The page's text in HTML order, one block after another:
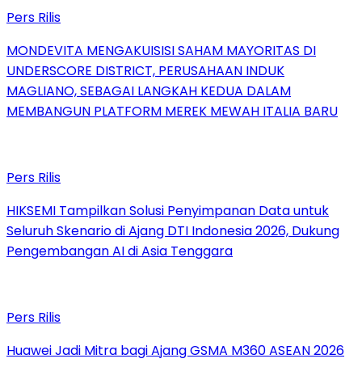
Pers Rilis
MONDEVITA MENGAKUISISI SAHAM MAYORITAS DI
UNDERSCORE DISTRICT, PERUSAHAAN INDUK
MAGLIANO, SEBAGAI LANGKAH KEDUA DALAM
MEMBANGUN PLATFORM MEREK MEWAH ITALIA BARU
Pers Rilis
HIKSEMI Tampilkan Solusi Penyimpanan Data untuk
Seluruh Skenario di Ajang DTI Indonesia 2026, Dukung
Pengembangan AI di Asia Tenggara
Pers Rilis
Huawei Jadi Mitra bagi Ajang GSMA M360 ASEAN 2026